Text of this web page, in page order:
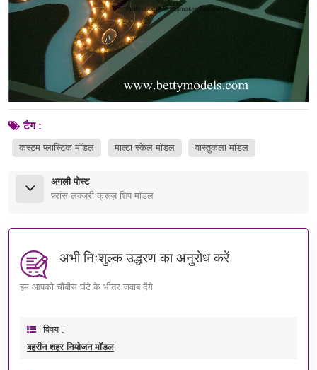
टैग :
कस्टम प्लास्टिक मॉडल माल्टा स्केल मॉडल वास्तुकला मॉडल
अगली पोस्ट
फ़्रांस लक्जरी क्रूज़ शिप मॉडल
अभी निःशुल्क उद्धरण का अनुरोध करें
हम आपको चौबीस घंटे के भीतर जवाब देंगे
विषय :
बहरीन शहर नियोजन मॉडल